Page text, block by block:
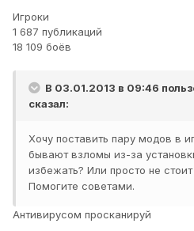
Игроки
1 687 публикаций
18 109 боёв
В 03.01.2013 в 09:46
сказал:
Хочу поставить пару модов в
бывают взломы из-за
избежать? Или просто не
Помогите советами.
Антивирусом просканируй